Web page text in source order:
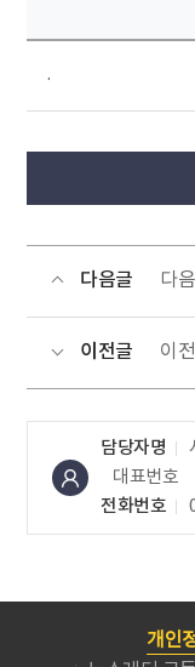
.
다음글 다
이전글 이
담당자명
대표번호
전화번호
개인